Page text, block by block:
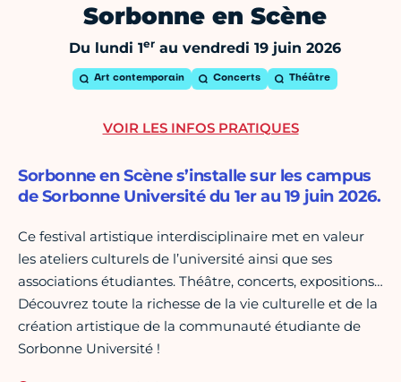
Sorbonne en Scène
Du lundi 1er au vendredi 19 juin 2026
Art contemporain Concerts Théâtre
Sorbonne en Scène s’installe sur les campus
de Sorbonne Université du 1er au 19 juin 2026.
Ce festival artistique interdisciplinaire met en valeur
les ateliers culturels de l’université ainsi que ses
associations étudiantes. Théâtre, concerts, expositions…
Découvrez toute la richesse de la vie culturelle et de la
création artistique de la communauté étudiante de
Sorbonne Université !
VOIR LES INFOS PRATIQUES